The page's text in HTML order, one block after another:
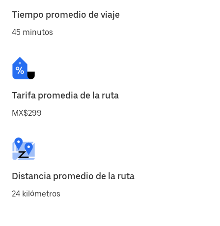
Tiempo promedio de viaje
45 minutos
Tarifa promedia de la ruta
MX$299
Distancia promedio de la ruta
24 kilómetros